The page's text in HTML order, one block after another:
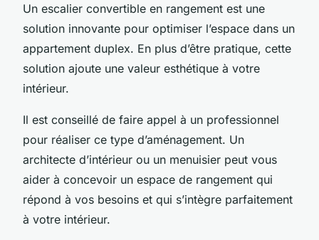
Un escalier convertible en rangement est une
solution innovante pour optimiser l’espace dans un
appartement duplex. En plus d’être pratique, cette
solution ajoute une valeur esthétique à votre
intérieur.
Il est conseillé de faire appel à un professionnel
pour réaliser ce type d’aménagement. Un
architecte d’intérieur ou un menuisier peut vous
aider à concevoir un espace de rangement qui
répond à vos besoins et qui s’intègre parfaitement
à votre intérieur.